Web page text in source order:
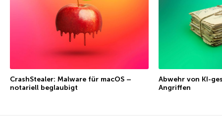
CrashStealer: Malware für macOS –
notariell beglaubigt
Abwehr von KI-
Angriffen